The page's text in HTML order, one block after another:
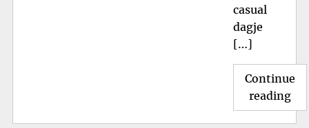
casual
dagje
[…]
Continue
reading